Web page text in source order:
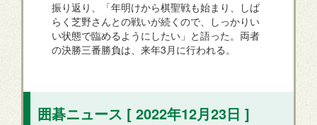
振り返り、「年明けから棋聖戦も始まり、しば
らく芝野さんとの戦いが続くので、しっかりい
い状態で臨めるようにしたい」と語った。両者
の決勝三番勝負は、来年3月に行われる。
囲碁ニュース [ 2022年12月23日 ]